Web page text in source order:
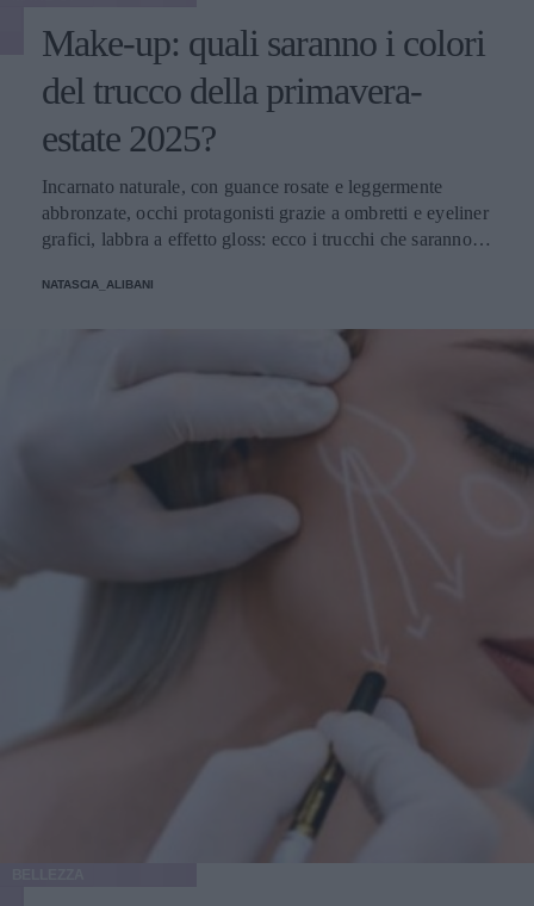
Make-up: quali saranno i colori
del trucco della primavera-
estate 2025?
Incarnato naturale, con guance rosate e leggermente
abbronzate, occhi protagonisti grazie a ombretti e eyeliner
grafici, labbra a effetto gloss: ecco i trucchi che saranno
NATASCIA_ALIBANI